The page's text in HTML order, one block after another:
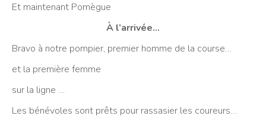
Et maintenant Pomègue
À l’arrivée…
Bravo à notre pompier, premier homme de la course…
et la première femme
sur la ligne …
Les bénévoles sont prêts pour rassasier les coureurs…